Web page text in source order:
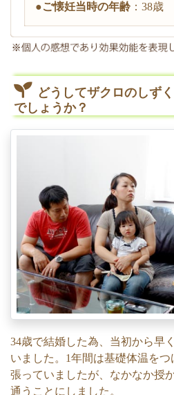
●ご懐妊当時の年齢：38歳
どうしてザクロのしず
でしょうか？
34歳で結婚した為、当初から早
いました。1年間は基礎体温を
張っていましたが、なかなか授
通うことにしました。